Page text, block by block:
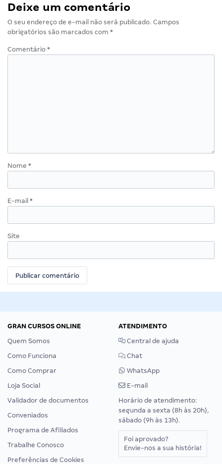
Deixe um comentário
O seu endereço de e-mail não será publicado. Campos
obrigatórios são marcados com *
Comentário *
Nome *
E-mail *
Site
GRAN CURSOS ONLINE
Quem Somos
Como Funciona
Como Comprar
Loja Social
Validador de documentos
Conveniados
Programa de Afiliados
Trabalhe Conosco
Preferências de Cookies
ATENDIMENTO
Central de ajuda
Chat
WhatsApp
E-mail
Horário de atendimento:
segunda a sexta (8h às 20h),
sábado (9h às 13h).
Foi aprovado?
Envie-nos a sua história!